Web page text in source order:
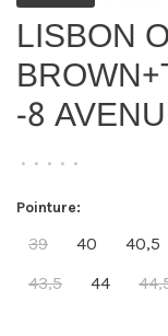
LISBON
-8
• • • • •
Pointure:
39 40 40,5
43,5
44